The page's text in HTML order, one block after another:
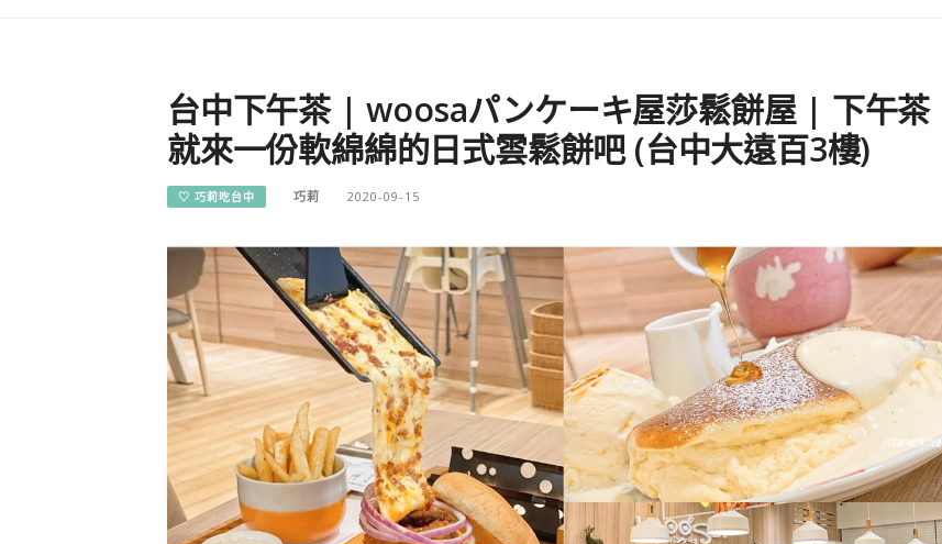
台中下午茶 | woosaパンケーキ屋莎鬆餅屋 | 下午茶
就來一份軟綿綿的日式雲鬆餅吧 (台中大遠百3樓)
♡ 巧莉吃台中 巧莉 2020-09-15